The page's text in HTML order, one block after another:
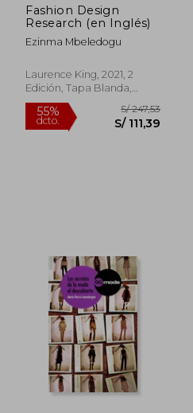
Fashion Design
Research (en Inglés)
Ezinma Mbeledogu
Laurence King, 2021, 2
Edición, Tapa Blanda,
Nuevo